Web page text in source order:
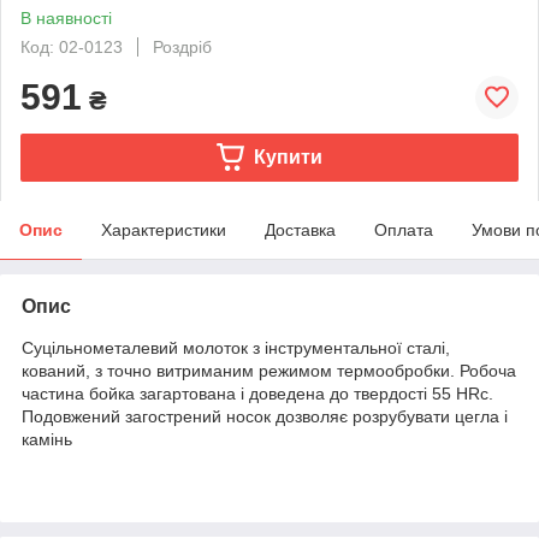
В наявності
Код: 02-0123
Роздріб
591 ₴
Купити
Опис Характеристики Доставка Оплата Умови
Опис
Суцільнометалевий молоток з інструментальної сталі,
кований, з точно витриманим режимом термообробки. Робоча
частина бойка загартована і доведена до твердості 55 HRc.
Подовжений загострений носок дозволяє розрубувати цегла і
камінь